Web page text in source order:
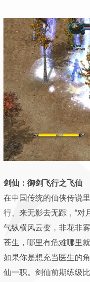
剑仙：御剑飞行之飞仙
在中国传统的仙侠传说
行、来无影去无踪，“对
气纵横风云变，非花非
苍生，哪里有危难哪里
如果你是想充当医生的
仙一职。剑仙前期练级